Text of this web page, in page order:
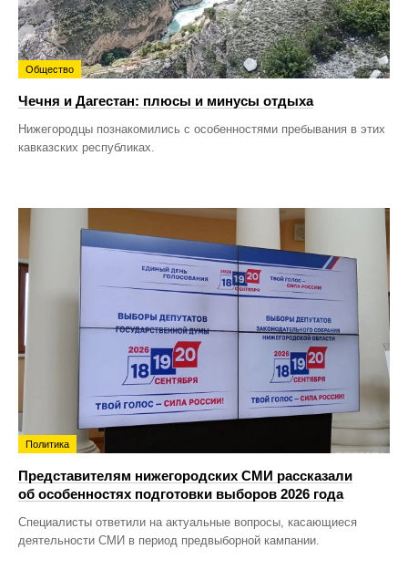
Общество
Чечня и Дагестан: плюсы и минусы отдыха
Нижегородцы познакомились с особенностями пребывания в этих
кавказских республиках.
Политика
Представителям нижегородских СМИ рассказали
об особенностях подготовки выборов 2026 года
Специалисты ответили на актуальные вопросы, касающиеся
деятельности СМИ в период предвыборной кампании.